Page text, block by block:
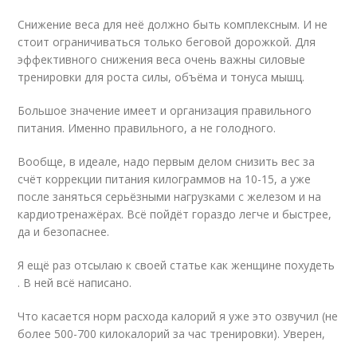
Снижение веса для неё должно быть комплексным. И не
стоит ограничиваться только беговой дорожкой. Для
эффективного снижения веса очень важны силовые
тренировки для роста силы, объёма и тонуса мышц.
Большое значение имеет и организация правильного
питания. Именно правильного, а не голодного.
Вообще, в идеале, надо первым делом снизить вес за
счёт коррекции питания килограммов на 10-15, а уже
после заняться серьёзными нагрузками с железом и на
кардиотренажёрах. Всё пойдёт гораздо легче и быстрее,
да и безопаснее.
Я ещё раз отсылаю к своей статье как женщине похудеть
. В ней всё написано.
Что касается норм расхода калорий я уже это озвучил (не
более 500-700 килокалорий за час тренировки). Уверен,